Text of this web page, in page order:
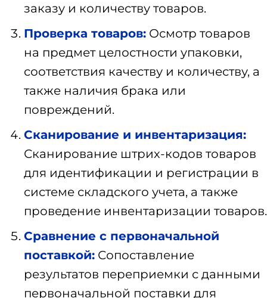
заказу и количеству товаров.
Проверка товаров: Осмотр товаров
на предмет целостности упаковки,
соответствия качеству и количеству, а
также наличия брака или
повреждений.
Сканирование и инвентаризация:
Сканирование штрих-кодов товаров
для идентификации и регистрации в
системе складского учета, а также
проведение инвентаризации товаров.
Сравнение с первоначальной
поставкой: Сопоставление
результатов переприемки с данными
первоначальной поставки для